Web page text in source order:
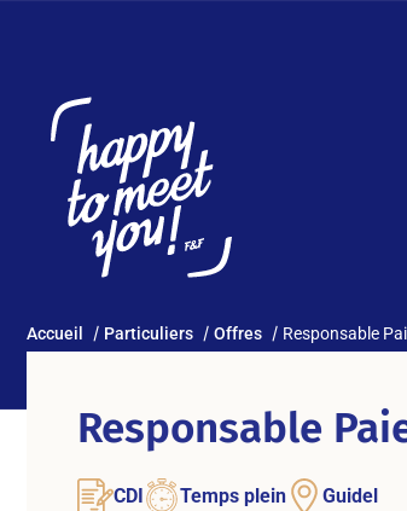
Accueil Particuliers Offres Responsable
Responsable
CDI Temps plein Guidel